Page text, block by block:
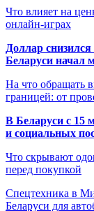
Что влияет на
онлайн-играх
Доллар
Беларуси начал
На что обращать
границей: от
В Беларуси с 15
и социальных
Что скрывают
перед покупкой
Спецтехника в
Беларуси для